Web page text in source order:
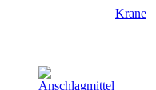
Krane